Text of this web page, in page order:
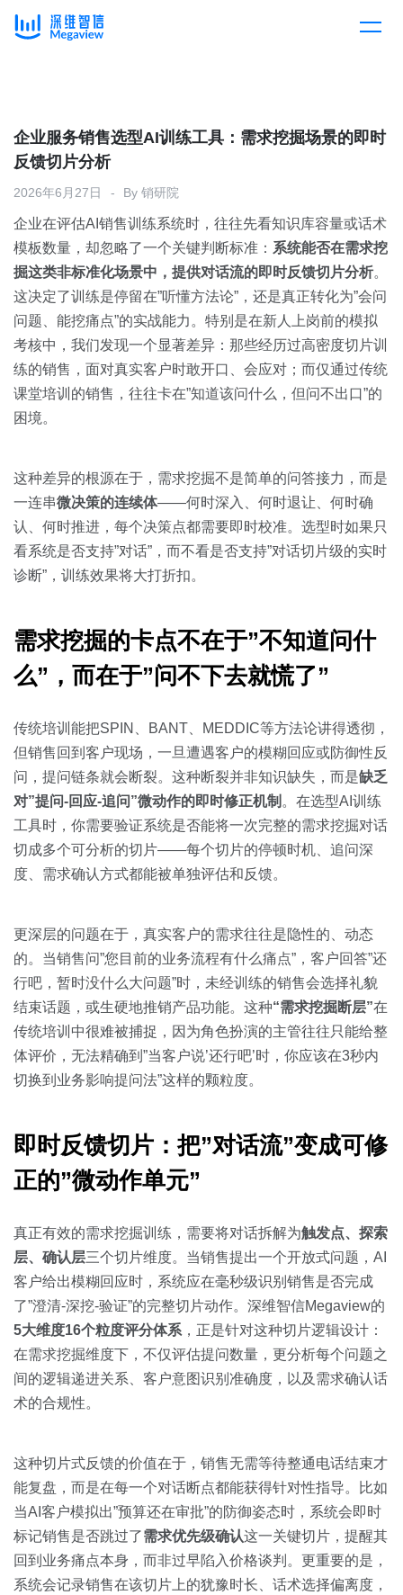
产品总览
产品集成
下载客户端
解决方案
按行业
消费医疗
教育
汽车
按角色
销售人员
按业务场景
培训辅导
客户案例
开放平台
定价
资源中心
资源中心
白皮书
销售会话智能
关于我们
预约演示
企业服务销售选型AI训练工具：需求挖掘场景的即时
反馈切片分析
2026年6月27日 By 销研院
企业在评估AI销售训练系统时，往往先看知识库容量或话术
模板数量，却忽略了一个关键判断标准： 系统能否在需求挖
掘这类非标准化场景中，提供对话流的即时反馈切片分析。
这决定了训练是停留在”听懂方法论”，还是真正转化为”会问
问题、能挖痛点”的实战能力。特别是在新人上岗前的模拟
考核中，我们发现一个显著差异：那些经历过高密度切片训
练的销售，面对真实客户时敢开口、会应对；而仅通过传统
课堂培训的销售，往往卡在”知道该问什么，但问不出口”的
困境。
这种差异的根源在于，需求挖掘不是简单的问答接力，而是
一连串微决策的连续体——何时深入、何时退让、何时确
认、何时推进，每个决策点都需要即时校准。选型时如果只
看系统是否支持”对话”，而不看是否支持”对话切片级的实时
诊断”，训练效果将大打折扣。
需求挖掘的卡点不在于”不知道问什
么”，而在于”问不下去就慌了”
传统培训能把SPIN、BANT、MEDDIC等方法论讲得透彻，
但销售回到客户现场，一旦遭遇客户的模糊回应或防御性反
问，提问链条就会断裂。这种断裂并非知识缺失，而是缺乏
对”提问-回应-追问”微动作的即时修正机制 。在选型AI训练
工具时，你需要验证系统是否能将一次完整的需求挖掘对话
切成多个可分析的切片——每个切片的停顿时机、追问深
度、需求确认方式都能被单独评估和反馈。
更深层的问题在于，真实客户的需求往往是隐性的、动态
的。当销售问”您目前的业务流程有什么痛点”，客户回答”还
行吧，暂时没什么大问题”时，未经训练的销售会选择礼貌
结束话题，或生硬地推销产品功能。这种“需求挖掘断层”在
传统培训中很难被捕捉，因为角色扮演的主管往往只能给整
体评价，无法精确到”当客户说’还行吧’时，你应该在3秒内
切换到业务影响提问法”这样的颗粒度。
即时反馈切片：把”对话流”变成可修
正的”微动作单元”
真正有效的需求挖掘训练，需要将对话拆解为触发点、探索
层、确认层三个切片维度。当销售提出一个开放式问题，AI
客户给出模糊回应时，系统应在毫秒级识别销售是否完成
了”澄清-深挖-验证”的完整切片动作。深维智信Megaview的
5大维度16个粒度评分体系 ，正是针对这种切片逻辑设计：
在需求挖掘维度下，不仅评估提问数量，更分析每个问题之
间的逻辑递进关系、客户意图识别准确度，以及需求确认话
术的合规性。
这种切片式反馈的价值在于，销售无需等待整通电话结束才
能复盘，而是在每一个对话断点都能获得针对性指导。比如
当AI客户模拟出”预算还在审批”的防御姿态时，系统会即时
标记销售是否跳过了需求优先级确认这一关键切片，提醒其
回到业务痛点本身，而非过早陷入价格谈判。更重要的是，
系统会记录销售在该切片上的犹豫时长、话术选择偏离度，